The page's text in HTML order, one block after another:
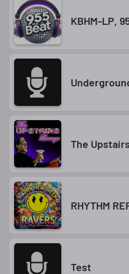
KBHM-LP,
The
RHYTHM
Test